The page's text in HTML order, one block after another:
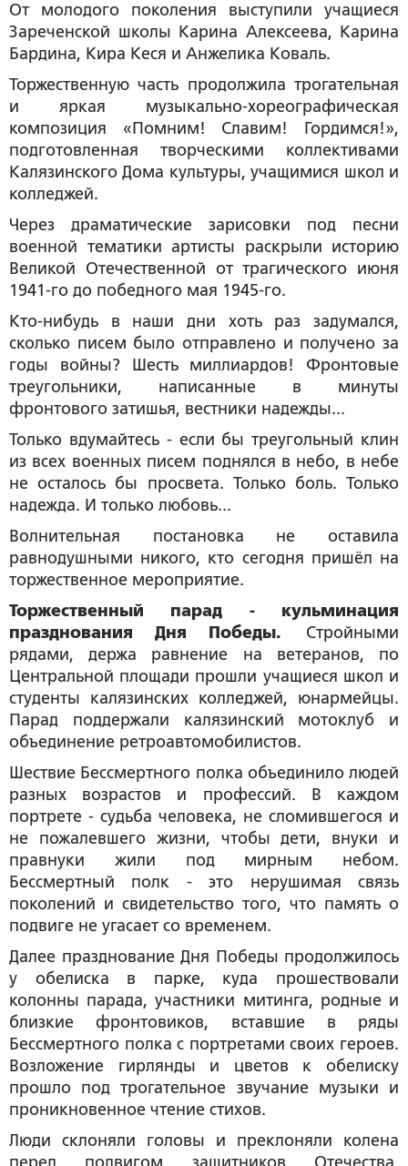
От молодого поколения выступили учащиеся
Зареченской школы Карина Алексеева, Карина
Бардина, Кира Кеся и Анжелика Коваль.
Торжественную часть продолжила трогательная
и яркая музыкально-хореографическая
композиция «Помним! Славим! Гордимся!»,
подготовленная творческими коллективами
Калязинского Дома культуры, учащимися школ и
колледжей.
Через драматические зарисовки под песни
военной тематики артисты раскрыли историю
Великой Отечественной от трагического июня
1941-го до победного мая 1945-го.
Кто-нибудь в наши дни хоть раз задумался,
сколько писем было отправлено и получено за
годы войны? Шесть миллиардов! Фронтовые
треугольники, написанные в минуты
фронтового затишья, вестники надежды...
Только вдумайтесь - если бы треугольный клин
из всех военных писем поднялся в небо, в небе
не осталось бы просвета. Только боль. Только
надежда. И только любовь...
Волнительная постановка не оставила
равнодушными никого, кто сегодня пришёл на
торжественное мероприятие.
Торжественный парад - кульминация
празднования Дня Победы. Стройными
рядами, держа равнение на ветеранов, по
Центральной площади прошли учащиеся школ и
студенты калязинских колледжей, юнармейцы.
Парад поддержали калязинский мотоклуб и
объединение ретроавтомобилистов.
Шествие Бессмертного полка объединило людей
разных возрастов и профессий. В каждом
портрете - судьба человека, не сломившегося и
не пожалевшего жизни, чтобы дети, внуки и
правнуки жили под мирным небом.
Бессмертный полк - это нерушимая связь
поколений и свидетельство того, что память о
подвиге не угасает со временем.
Далее празднование Дня Победы продолжилось
у обелиска в парке, куда прошествовали
колонны парада, участники митинга, родные и
близкие фронтовиков, вставшие в ряды
Бессмертного полка с портретами своих героев.
Возложение гирлянды и цветов к обелиску
прошло под трогательное звучание музыки и
проникновенное чтение стихов.
Люди склоняли головы и преклоняли колена
перед подвигом защитников Отечества,